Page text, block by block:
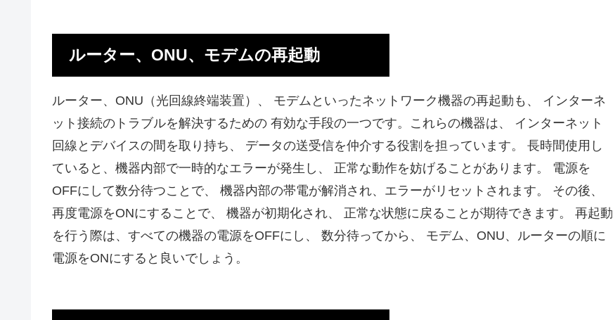
ルーター、ONU、モデムの再起動
ルーター、ONU（光回線終端装置）、 モデムといったネットワーク機器の再起動も、 インターネ
ット接続のトラブルを解決するための 有効な手段の一つです。これらの機器は、 インターネット
回線とデバイスの間を取り持ち、 データの送受信を仲介する役割を担っています。 長時間使用し
ていると、機器内部で一時的なエラーが発生し、 正常な動作を妨げることがあります。 電源を
OFFにして数分待つことで、 機器内部の帯電が解消され、エラーがリセットされます。 その後、
再度電源をONにすることで、 機器が初期化され、 正常な状態に戻ることが期待できます。 再起動
を行う際は、すべての機器の電源をOFFにし、 数分待ってから、 モデム、ONU、ルーターの順に
電源をONにすると良いでしょう。